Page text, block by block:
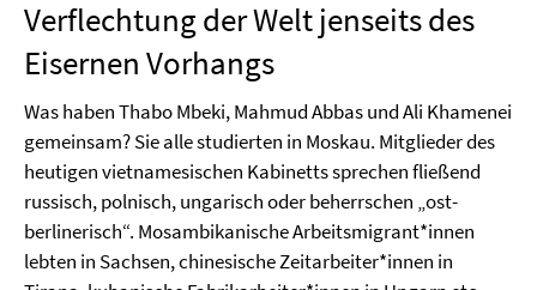
Verflechtung der Welt jenseits des
Eisernen Vorhangs
Was haben Thabo Mbeki, Mahmud Abbas und Ali Khamenei
gemeinsam? Sie alle studierten in Moskau. Mitglieder des
heutigen vietnamesischen Kabinetts sprechen fließend
russisch, polnisch, ungarisch oder beherrschen „ost-
berlinerisch“. Mosambikanische Arbeitsmigrant*innen
lebten in Sachsen, chinesische Zeitarbeiter*innen in